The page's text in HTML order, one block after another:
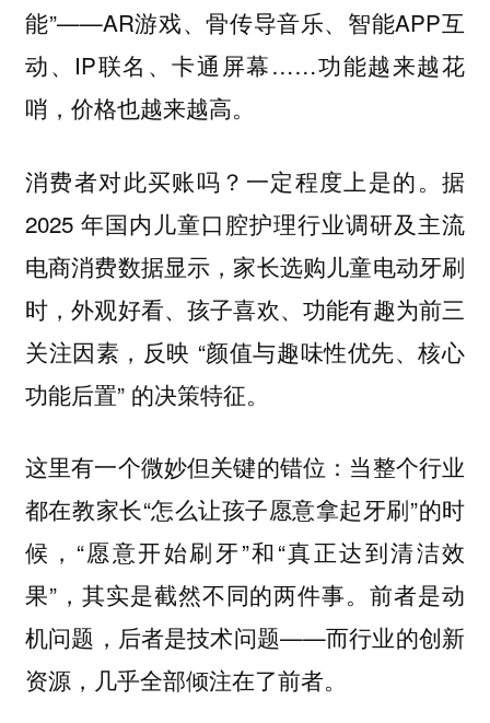
能”——AR游戏、骨传导音乐、智能APP互
动、IP联名、卡通屏幕……功能越来越花
哨，价格也越来越高。
消费者对此买账吗？一定程度上是的。据
2025 年国内儿童口腔护理行业调研及主流
电商消费数据显示，家长选购儿童电动牙刷
时，外观好看、孩子喜欢、功能有趣为前三
关注因素，反映 “颜值与趣味性优先、核心
功能后置” 的决策特征。
这里有一个微妙但关键的错位：当整个行业
都在教家长“怎么让孩子愿意拿起牙刷”的时
候，“愿意开始刷牙”和“真正达到清洁效
果”，其实是截然不同的两件事。前者是动
机问题，后者是技术问题——而行业的创新
资源，几乎全部倾注在了前者。